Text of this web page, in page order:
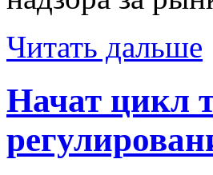
Читать дальше
Начат цикл